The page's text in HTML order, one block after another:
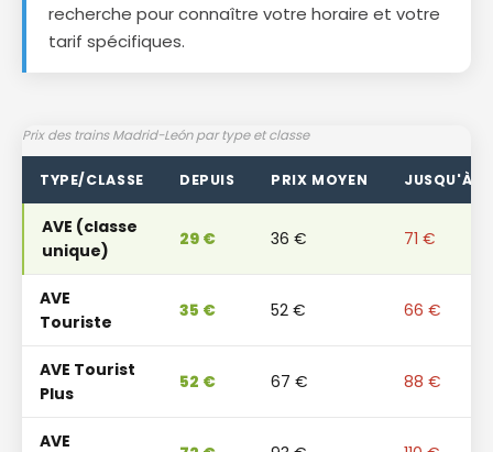
recherche pour connaître votre horaire et votre
tarif spécifiques.
Prix ​​des trains Madrid-León par type et classe
TYPE/CLASSE DEPUIS PRIX ​​MOYEN JUSQU'À
AVE (classe
unique)
29 € 36 € 71 €
AVE
Touriste
35 € 52 € 66 €
AVE Tourist
Plus
52 € 67 € 88 €
AVE